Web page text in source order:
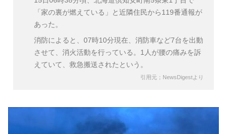
「家の裏が燃えている」と近隣住民から119番通報が
あった。
消防によると、07時10分現在、消防車など7台を出動
させて、消火活動を行っている。1人が腰の痛みを訴
えていて、救急搬送されたという。
引用元；NewsDigestより